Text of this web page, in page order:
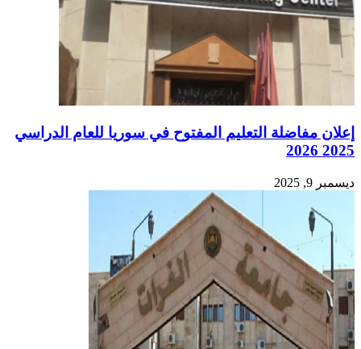
إعلان مفاضلة التعليم المفتوح في سوريا للعام الدراسي
2025 2026
ديسمبر 9, 2025